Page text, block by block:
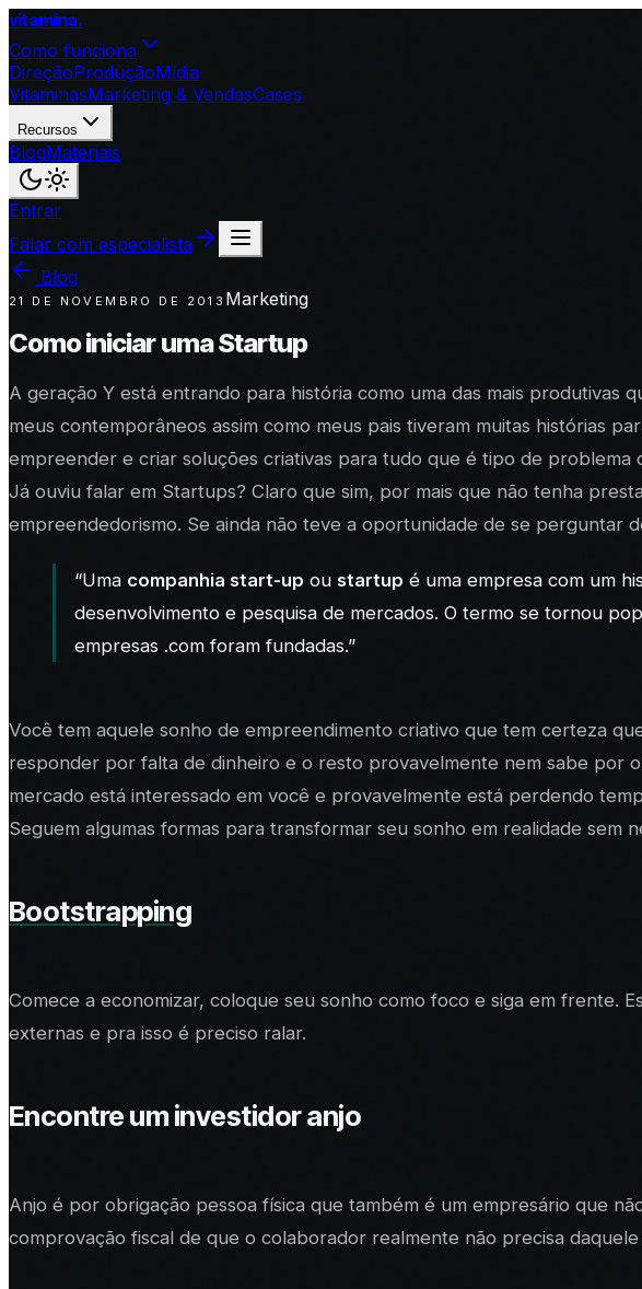
vitamina.
Como funciona
DireçãoProduçãoMídia
VitaminasMarketing & VendasCases
Recursos
BlogMateriais
Entrar
Falar com especialista
Blog
21 DE NOVEMBRO DE 2013 Marketing
Como iniciar uma Startup
A geração Y está entrando para história como uma das mais produtivas
meus contemporâneos assim como meus pais tiveram muitas histórias
empreender e criar soluções criativas para tudo que é tipo de problema
Já ouviu falar em Startups? Claro que sim, por mais que não tenha
empreendedorismo. Se ainda não teve a oportunidade de se perguntar
“Uma companhia start-up ou startup é uma empresa com um
desenvolvimento e pesquisa de mercados. O termo se tornou
empresas .com foram fundadas.”
Você tem aquele sonho de empreendimento criativo que tem certeza
responder por falta de dinheiro e o resto provavelmente nem sabe por
mercado está interessado em você e provavelmente está perdendo
Seguem algumas formas para transformar seu sonho em realidade sem
Bootstrapping
Comece a economizar, coloque seu sonho como foco e siga em frente.
externas e pra isso é preciso ralar.
Encontre um investidor anjo
Anjo é por obrigação pessoa física que também é um empresário que
comprovação fiscal de que o colaborador realmente não precisa